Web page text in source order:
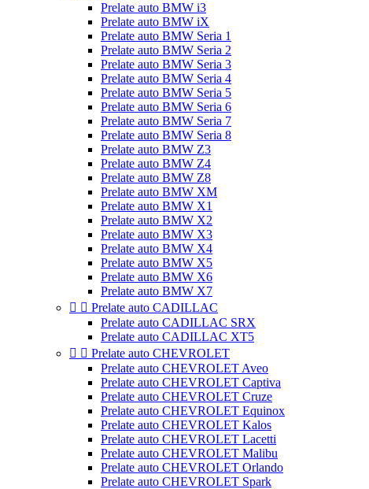
Prelate auto BMW i3
Prelate auto BMW iX
Prelate auto BMW Seria 1
Prelate auto BMW Seria 2
Prelate auto BMW Seria 3
Prelate auto BMW Seria 4
Prelate auto BMW Seria 5
Prelate auto BMW Seria 6
Prelate auto BMW Seria 7
Prelate auto BMW Seria 8
Prelate auto BMW Z3
Prelate auto BMW Z4
Prelate auto BMW Z8
Prelate auto BMW XM
Prelate auto BMW X1
Prelate auto BMW X2
Prelate auto BMW X3
Prelate auto BMW X4
Prelate auto BMW X5
Prelate auto BMW X6
Prelate auto BMW X7
  Prelate auto CADILLAC
Prelate auto CADILLAC SRX
Prelate auto CADILLAC XT5
  Prelate auto CHEVROLET
Prelate auto CHEVROLET Aveo
Prelate auto CHEVROLET Captiva
Prelate auto CHEVROLET Cruze
Prelate auto CHEVROLET Equinox
Prelate auto CHEVROLET Kalos
Prelate auto CHEVROLET Lacetti
Prelate auto CHEVROLET Malibu
Prelate auto CHEVROLET Orlando
Prelate auto CHEVROLET Spark